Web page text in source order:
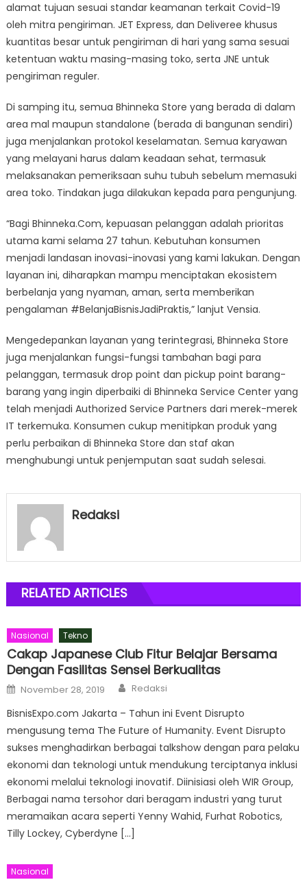
alamat tujuan sesuai standar keamanan terkait Covid-19
oleh mitra pengiriman. JET Express, dan Deliveree khusus
kuantitas besar untuk pengiriman di hari yang sama sesuai
ketentuan waktu masing-masing toko, serta JNE untuk
pengiriman reguler.
Di samping itu, semua Bhinneka Store yang berada di dalam
area mal maupun standalone (berada di bangunan sendiri)
juga menjalankan protokol keselamatan. Semua karyawan
yang melayani harus dalam keadaan sehat, termasuk
melaksanakan pemeriksaan suhu tubuh sebelum memasuki
area toko. Tindakan juga dilakukan kepada para pengunjung.
“Bagi Bhinneka.Com, kepuasan pelanggan adalah prioritas
utama kami selama 27 tahun. Kebutuhan konsumen
menjadi landasan inovasi-inovasi yang kami lakukan. Dengan
layanan ini, diharapkan mampu menciptakan ekosistem
berbelanja yang nyaman, aman, serta memberikan
pengalaman #BelanjaBisnisJadiPraktis,” lanjut Vensia.
Mengedepankan layanan yang terintegrasi, Bhinneka Store
juga menjalankan fungsi-fungsi tambahan bagi para
pelanggan, termasuk drop point dan pickup point barang-
barang yang ingin diperbaiki di Bhinneka Service Center yang
telah menjadi Authorized Service Partners dari merek-merek
IT terkemuka. Konsumen cukup menitipkan produk yang
perlu perbaikan di Bhinneka Store dan staf akan
menghubungi untuk penjemputan saat sudah selesai.
Redaksi
RELATED ARTICLES
Nasional Tekno
Cakap Japanese Club Fitur Belajar Bersama
Dengan Fasilitas Sensei Berkualitas
Posted
on
November 28, 2019 Author
Redaksi
BisnisExpo.com Jakarta – Tahun ini Event Disrupto
mengusung tema The Future of Humanity. Event Disrupto
sukses menghadirkan berbagai talkshow dengan para pelaku
ekonomi dan teknologi untuk mendukung terciptanya inklusi
ekonomi melalui teknologi inovatif. Diinisiasi oleh WIR Group,
Berbagai nama tersohor dari beragam industri yang turut
meramaikan acara seperti Yenny Wahid, Furhat Robotics,
Tilly Lockey, Cyberdyne […]
Nasional